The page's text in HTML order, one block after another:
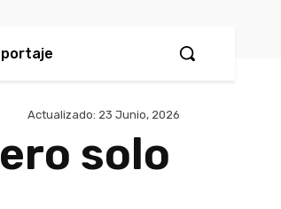
Actualizado: 23 Junio, 2026
solo